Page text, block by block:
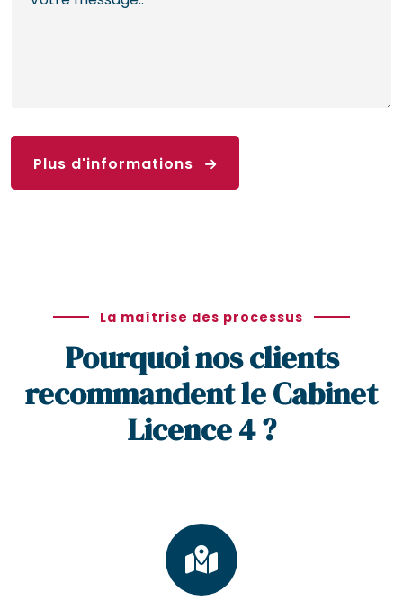
Plus d'informations
La maîtrise des processus
Pourquoi nos clients
recommandent le Cabinet
Licence 4 ?